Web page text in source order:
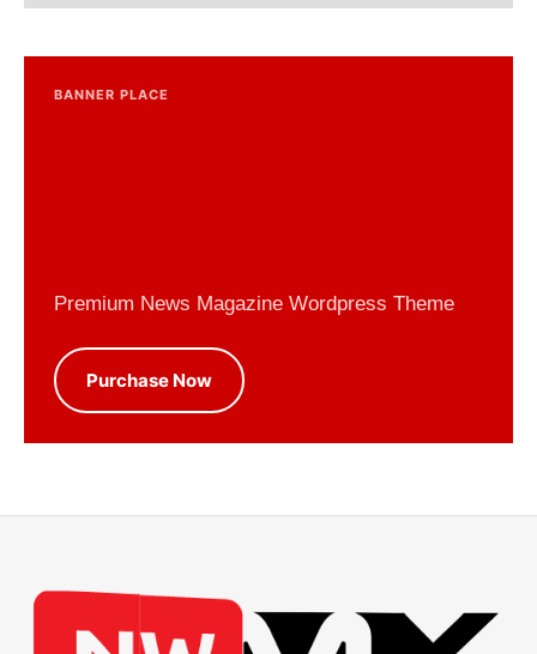
BANNER PLACE
Premium News Magazine Wordpress Theme
Purchase Now